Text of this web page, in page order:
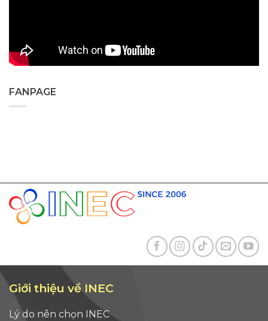
FANPAGE
Giới thiệu về INEC
Lý do nên chọn INEC